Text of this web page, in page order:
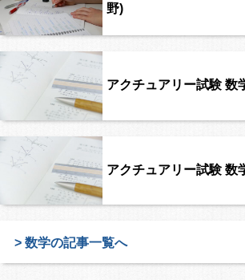
野)
アクチュアリー試験 数
アクチュアリー試験 数
> 数学の記事一覧へ